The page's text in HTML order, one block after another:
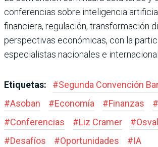
conferencias sobre inteligencia
financiera, regulación, transformación
perspectivas económicas, con la
especialistas nacionales e
Etiquetas: #Segunda Convención
#Asoban #Economía #Finanzas #
#Conferencias #Liz Cramer #
#Desafíos #Oportunidades #IA